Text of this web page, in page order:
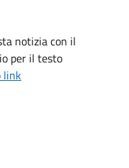
notizia con il
per il testo
link